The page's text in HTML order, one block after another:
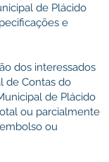
de Plácido
e
dos interessados
de Contas do
de Plácido
ou parcialmente
ou